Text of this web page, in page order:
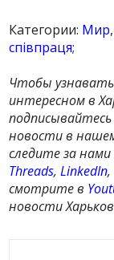
Категории: Мир
співпраця;
Чтобы
интересном в
подписывайтесь
новости в
следите за
Threads,LinkedIn,
смотрите в
новости